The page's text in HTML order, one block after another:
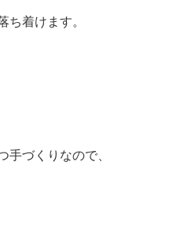
ち着けます。
手づくりなので、